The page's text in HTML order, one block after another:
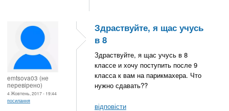
emtsova03 (не
перевірено)
4 Жовтень, 2017 - 19:44
посилання
Здраствуйте, я щас учусь
в 8
Здраствуйте, я щас учусь в 8
классе и хочу поступить после 9
класса к вам на парикмахера. Что
нужно сдавать??
відповісти